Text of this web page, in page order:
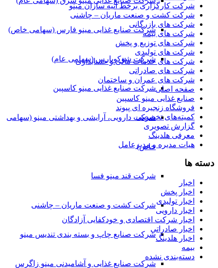
شرکت صنایع غذایی مینو فارس (سهامی خاص)
شرکت شوکوپارس (سهامی عام)
شرکت صنایع غذایی مینو کاسپین
شرکت دارویی، آرایشی و بهداشتی مینو (سهامی
خاص)
شرکت قند مینو فسا
شرکت کشت و صنعت ماریان – چاشنی
شرکت صنایع چاپ و بسته بندی تندیس مینو
شرکت صنایع غذایی و آشامیدنی مینو زاگرس
شرکت کارگزاری برخط آتیه سازان مینو
شرکت کشت و صنعت ماریان – چاشنی
شرکت های بازرگانی
شرکت های بیمه
شرکت های توزیع و پخش
شرکت های تولیدی
شرکت های خدمات مالی و حسابداری
شرکت های صادراتی
شرکت های عمران و ساختمان
صفحه اصلی
صنایع غذایی مینو کاسپین
فروشگاه زنجیره ای پیوند
کمیته‌های تخصصی
گزارش تصویری
معرفی هلدینگ
هیات مدیره و مدیرعامل
دسته ها
اخبار
اخبار پخش
اخبار تولیدی
اخبار دارویی
اخبار شرکت اقتصادی و خودکفایی آزادگان
اخبار صادراتی
اخبار هلدینگ
بیمه
دسته‌بندی نشده